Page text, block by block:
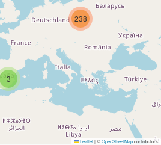
3
238
Leaflet|©OpenStreetMapcontributors